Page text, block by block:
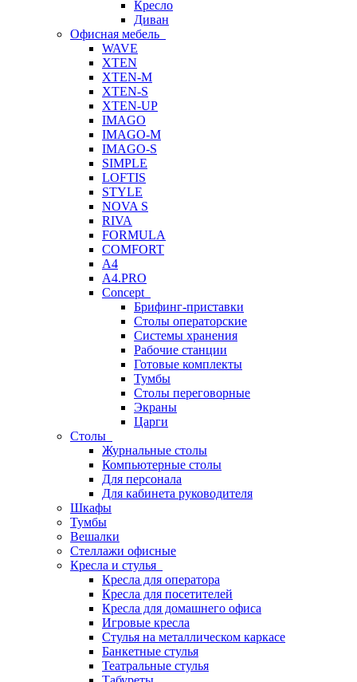
Кресло
Диван
Офисная мебель
WAVE
XTEN
XTEN-M
XTEN-S
XTEN-UP
IMAGO
IMAGO-M
IMAGO-S
SIMPLE
LOFTIS
STYLE
NOVA S
RIVA
FORMULA
COMFORT
A4
A4.PRO
Concept
Брифинг-приставки
Столы операторские
Системы хранения
Рабочие станции
Готовые комплекты
Тумбы
Столы переговорные
Экраны
Царги
Столы
Журнальные столы
Компьютерные столы
Для персонала
Для кабинета руководителя
Шкафы
Тумбы
Вешалки
Стеллажи офисные
Кресла и стулья
Кресла для оператора
Кресла для посетителей
Кресла для домашнего офиса
Игровые кресла
Стулья на металлическом каркасе
Банкетные стулья
Театральные стулья